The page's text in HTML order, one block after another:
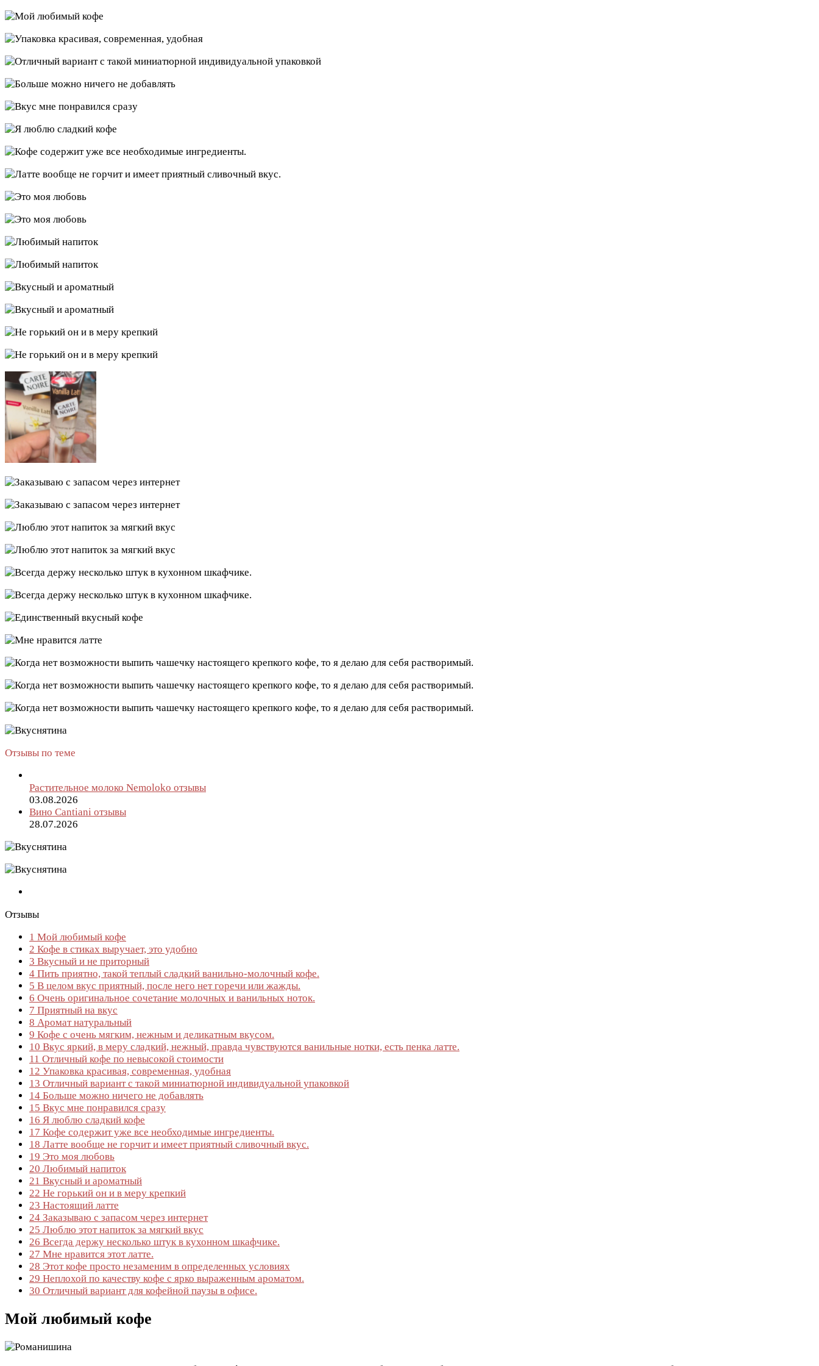
Отзывы по теме
Растительное молоко Nemoloko отзывы
03.08.2026
Вино Cantiani отзывы
28.07.2026
Отзывы
1 Мой любимый кофе
2 Кофе в стиках выручает, это удобно
3 Вкусный и не приторный
4 Пить приятно, такой теплый сладкий ванильно-молочный кофе.
5 В целом вкус приятный, после него нет горечи или жажды.
6 Очень оригинальное сочетание молочных и ванильных ноток.
7 Приятный на вкус
8 Аромат натуральный
9 Кофе с очень мягким, нежным и деликатным вкусом.
10 Вкус яркий, в меру сладкий, нежный, правда чувствуются ванильные нотки, есть пенка латте.
11 Отличный кофе по невысокой стоимости
12 Упаковка красивая, современная, удобная
13 Отличный вариант с такой миниатюрной индивидуальной упаковкой
14 Больше можно ничего не добавлять
15 Вкус мне понравился сразу
16 Я люблю сладкий кофе
17 Кофе содержит уже все необходимые ингредиенты.
18 Латте вообще не горчит и имеет приятный сливочный вкус.
19 Это моя любовь
20 Любимый напиток
21 Вкусный и ароматный
22 Не горький он и в меру крепкий
23 Настоящий латте
24 Заказываю с запасом через интернет
25 Люблю этот напиток за мягкий вкус
26 Всегда держу несколько штук в кухонном шкафчике.
27 Мне нравится этот латте.
28 Этот кофе просто незаменим в определенных условиях
29 Неплохой по качеству кофе с ярко выраженным ароматом.
30 Отличный вариант для кофейной паузы в офисе.
Мой любимый кофе